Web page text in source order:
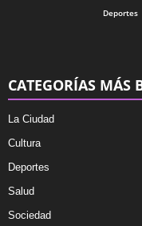
Deportes
CATEGORÍAS MÁS
La Ciudad
Cultura
Deportes
Salud
Sociedad